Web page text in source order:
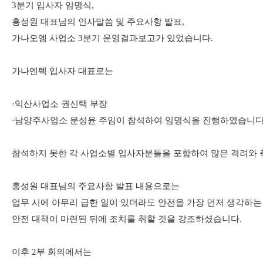
3분기 입사자 임명식,
홍성원 대표님의 인사말씀 및 주요사항 발표,
가나오엠 사업소 3분기 운영결과보고가 있었습니다.
가나엔텍 입사자 대표로는
·익산사업소 권신택 부장
·남양주사업소 문성윤 주임이 참석하여 임명식을 진행하였습니
참석하지 못한 각 사업소별 입사자분들을 포함하여 많은 격려와
홍성원 대표님의 주요사항 발표 내용으로는
업무 시에 아무리 급한 일이 있더라도 안전을 가장 먼저 생각하
안전 대책이 마련된 뒤에 조치를 취할 것을 강조하셨습니다.
이후 2부 회의에서는